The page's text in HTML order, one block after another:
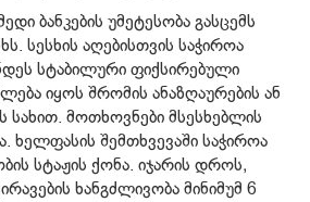
ბანკების უმეტესობა გასცემს
სესხის აღებისთვის საჭიროა
სტაბილური ფიქსირებული
იყოს შრომის ანაზღაურების ან
სახით. მოთხოვნები მსესხებლის
ხელფასის შემთხვევაში საჭიროა
სტაჟის ქონა. იჯარის დროს,
ხანგძლივობა მინიმუმ 6